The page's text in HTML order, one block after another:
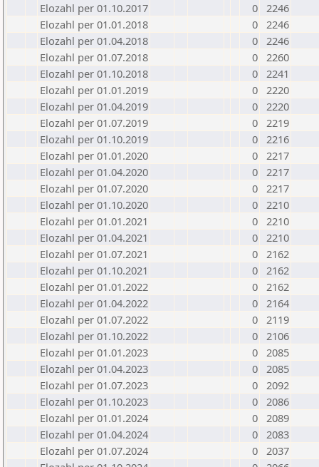
Elozahl per 01.10.2017
0 2246
Elozahl per 01.01.2018
0 2246
Elozahl per 01.04.2018
0 2246
Elozahl per 01.07.2018
0 2260
Elozahl per 01.10.2018
0 2241
Elozahl per 01.01.2019
0 2220
Elozahl per 01.04.2019
0 2220
Elozahl per 01.07.2019
0 2219
Elozahl per 01.10.2019
0 2216
Elozahl per 01.01.2020
0 2217
Elozahl per 01.04.2020
0 2217
Elozahl per 01.07.2020
0 2217
Elozahl per 01.10.2020
0 2210
Elozahl per 01.01.2021
0 2210
Elozahl per 01.04.2021
0 2210
Elozahl per 01.07.2021
0 2162
Elozahl per 01.10.2021
0 2162
Elozahl per 01.01.2022
0 2162
Elozahl per 01.04.2022
0 2164
Elozahl per 01.07.2022
0 2119
Elozahl per 01.10.2022
0 2106
Elozahl per 01.01.2023
0 2085
Elozahl per 01.04.2023
0 2085
Elozahl per 01.07.2023
0 2092
Elozahl per 01.10.2023
0 2086
Elozahl per 01.01.2024
0 2089
Elozahl per 01.04.2024
0 2083
Elozahl per 01.07.2024
0 2037